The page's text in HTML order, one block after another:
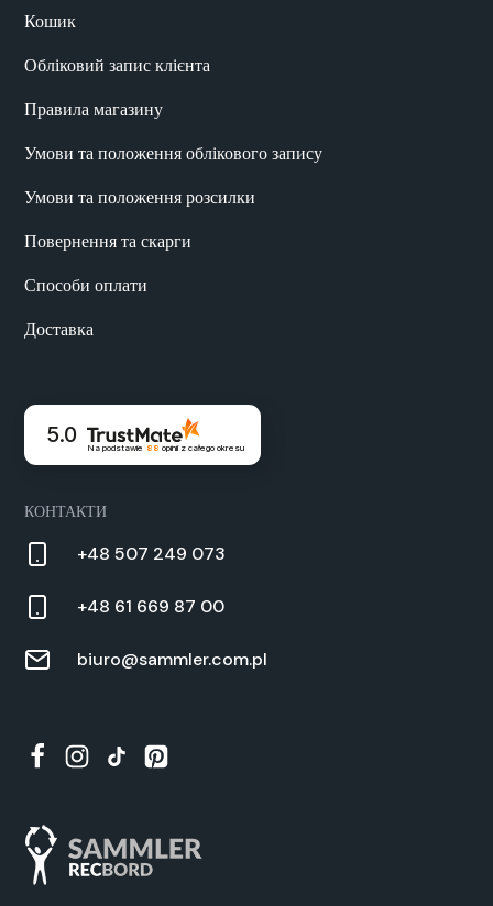
Кошик
Обліковий запис клієнта
Правила магазину
Умови та положення облікового запису
Умови та положення розсилки
Повернення та скарги
Способи оплати
Доставка
5.0
Na podstawie 88 opinii z całego okresu
КОНТАКТИ
+48 507 249 073
+48 61 669 87 00
biuro@sammler.com.pl